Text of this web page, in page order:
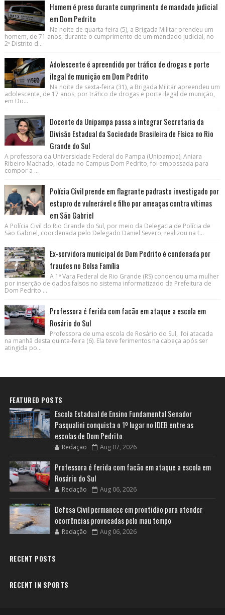
Homem é preso durante cumprimento de mandado judicial
em Dom Pedrito
Na noite de quarta-feira (5), a Brigada Militar prendeu um
homem, de 71 anos, durante o cumprimento de um mandado judicial, no
2º Distrito d...
Adolescente é apreendido por tráfico de drogas e porte
ilegal de munição em Dom Pedrito
Na noite de sexta-feira (31), a Brigada Militar apreendeu um
adolescente, de 17 anos, por tráfico de drogas e porte ilegal de munição,
em Do...
Docente da Unipampa passa a integrar Secretaria da
Divisão Estadual da Sociedade Brasileira de Física no Rio
Grande do Sul
A professora da Universidade Federal do Pampa (Unipampa), Aniara
Ribeiro Machado, lotada no Campus Dom Pedrito, foi empossada para
compor a ...
Polícia Civil prende em flagrante padrasto investigado por
estupro de vulnerável e filho por ameaças contra vítimas
em São Gabriel
A Polícia Civil do Rio Grande do Sul, por meio da Delegacia de Polícia de
São Gabriel, coordenada pelo Delegado Daniel Severo, realizou na t...
Ex-servidora municipal de Dom Pedrito é condenada por
fraudes no Bolsa Família
A 1ª Vara Federal de Rio Grande (RS) condenou uma mulher
por inserção de dados falsos no sistema informatizado da Prefeitura de
Dom Pedrito ...
Professora é ferida com facão em ataque a escola em
Rosário do Sul
Professora de uma escola de Rosário do Sul, foi atacada
na manhã desta quinta-feira (6). Ela teve ferimentos na cabeça após ser
atingida po...
FEATURED POSTS
Escola Estadual de Ensino Fundamental Senador
Pasqualini conquista o 1º lugar no IDEB entre as
escolas de Dom Pedrito
Redação Aug 07, 2026
Professora é ferida com facão em ataque a escola em
Rosário do Sul
Redação Aug 06, 2026
Defesa Civil permanece em prontidão para atender
ocorrências provocadas pelo mau tempo
Redação Aug 06, 2026
RECENT POSTS
RECENT IN SPORTS